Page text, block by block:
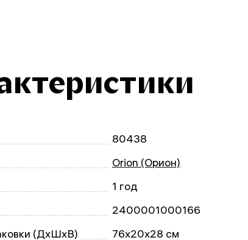
80438
Orion (Орион)
1 год
2400001000166
(ДxШxВ)
76x20x28 см